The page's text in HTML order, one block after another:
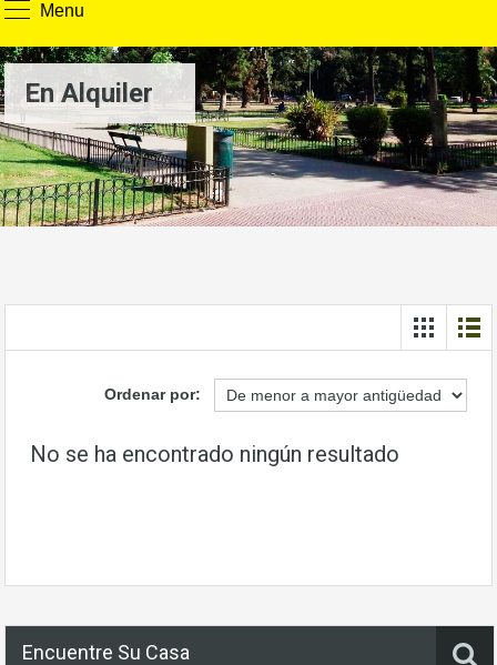
Menu
En Alquiler
Ordenar por:
No se ha encontrado ningún resultado
Encuentre Su Casa